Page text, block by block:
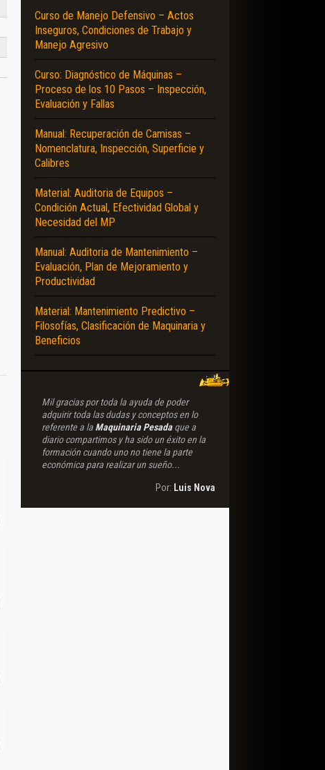
Curso de Manejo Defensivo – Actos
Inseguros, Condiciones de Trabajo y
Manejo Agresivo
Curso: Diagnóstico de Máquinas –
Proceso de los 10 Pasos – Inspección,
Evaluación y Fallas
Manual: Recuperación de Camisas –
Nomenclatura, Inspección, Superficie y
Calibres
Material: Auditoria de Equipos –
Condición Actual, Efectividad Global y
Necesidad del MP
Manual: Auditoria de Mantenimiento –
Evaluación, Plan de Mejoramiento y
Productividad
Material: Mantenimiento Predictivo –
Filosofías, Clasificación de Maquinaria y
Beneficios
Mil gracias por toda la ayuda de poder
adquirir toda las dudas y conceptos en lo
referente a la Maquinaria Pesadaque a
diario compartimos y ha sido un éxito en la
formación cuando uno no tiene la parte
económica para realizar un sueño...
Por: Luis Nova